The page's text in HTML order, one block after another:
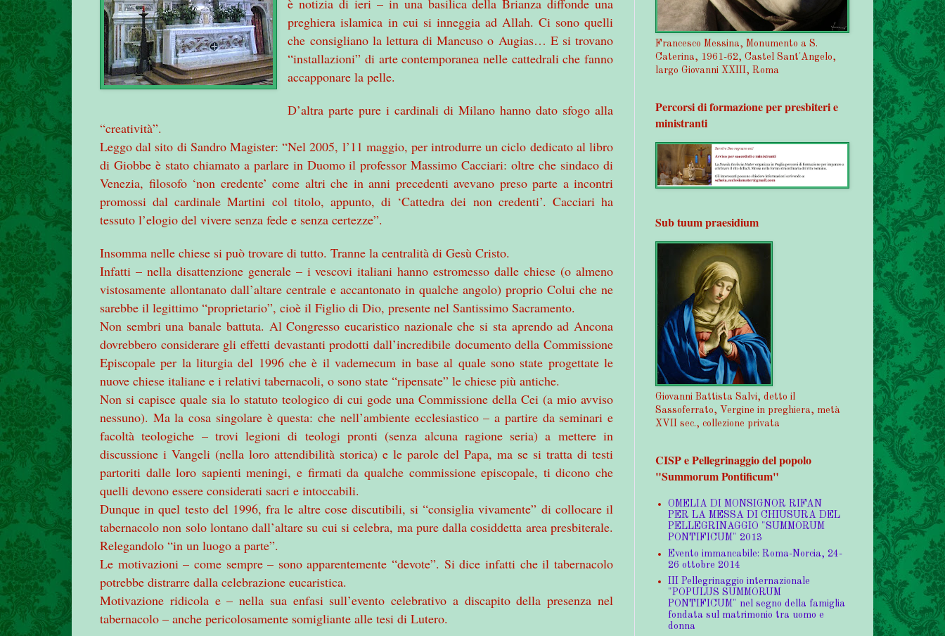
preghiera islamica in cui si inneggia ad Allah. Ci sono quelli
che consigliano la lettura di Mancuso o Augias… E si trovano
“installazioni” di arte contemporanea nelle cattedrali che fanno
accapponare la pelle.
D’altra parte pure i cardinali di Milano hanno dato sfogo alla
“creatività”.
Leggo dal sito di Sandro Magister: “Nel 2005, l’11 maggio, per introdurre un ciclo dedicato al libro
di Giobbe è stato chiamato a parlare in Duomo il professor Massimo Cacciari: oltre che sindaco di
Venezia, filosofo ‘non credente’ come altri che in anni precedenti avevano preso parte a incontri
promossi dal cardinale Martini col titolo, appunto, di ‘Cattedra dei non credenti’. Cacciari ha
tessuto l’elogio del vivere senza fede e senza certezze”.
Insomma nelle chiese si può trovare di tutto. Tranne la centralità di Gesù Cristo.
Infatti – nella disattenzione generale – i vescovi italiani hanno estromesso dalle chiese (o almeno
vistosamente allontanato dall’altare centrale e accantonato in qualche angolo) proprio Colui che ne
sarebbe il legittimo “proprietario”, cioè il Figlio di Dio, presente nel Santissimo Sacramento.
Non sembri una banale battuta. Al Congresso eucaristico nazionale che si sta aprendo ad Ancona
dovrebbero considerare gli effetti devastanti prodotti dall’incredibile documento della Commissione
Episcopale per la liturgia del 1996 che è il vademecum in base al quale sono state progettate le
nuove chiese italiane e i relativi tabernacoli, o sono state “ripensate” le chiese più antiche.
Non si capisce quale sia lo statuto teologico di cui gode una Commissione della Cei (a mio avviso
nessuno). Ma la cosa singolare è questa: che nell’ambiente ecclesiastico – a partire da seminari e
facoltà teologiche – trovi legioni di teologi pronti (senza alcuna ragione seria) a mettere in
discussione i Vangeli (nella loro attendibilità storica) e le parole del Papa, ma se si tratta di testi
partoriti dalle loro sapienti meningi, e firmati da qualche commissione episcopale, ti dicono che
quelli devono essere considerati sacri e intoccabili.
Dunque in quel testo del 1996, fra le altre cose discutibili, si “consiglia vivamente” di collocare il
tabernacolo non solo lontano dall’altare su cui si celebra, ma pure dalla cosiddetta area presbiterale.
Relegandolo “in un luogo a parte”.
Le motivazioni – come sempre – sono apparentemente “devote”. Si dice infatti che il tabernacolo
potrebbe distrarre dalla celebrazione eucaristica.
Motivazione ridicola e – nella sua enfasi sull’evento celebrativo a discapito della presenza nel
tabernacolo – anche pericolosamente somigliante alle tesi di Lutero.
Francesco Messina, Monumento a S.
Caterina, 1961-62, Castel Sant'Angelo,
largo Giovanni XXIII, Roma
Percorsi di formazione per presbiteri e
ministranti
Sub tuum praesidium
Giovanni Battista Salvi, detto il
Sassoferrato, Vergine in preghiera, metà
XVII sec., collezione privata
CISP e Pellegrinaggio del popolo
"Summorum Pontificum"
OMELIA DI MONSIGNOR RIFAN
PER LA MESSA DI CHIUSURA DEL
PELLEGRINAGGIO "SUMMORUM
PONTIFICUM" 2013
Evento immancabile: Roma-Norcia, 24-
26 ottobre 2014
III Pellegrinaggio internazionale
"POPULUS SUMMORUM
PONTIFICUM" nel segno della famiglia
fondata sul matrimonio tra uomo e
donna